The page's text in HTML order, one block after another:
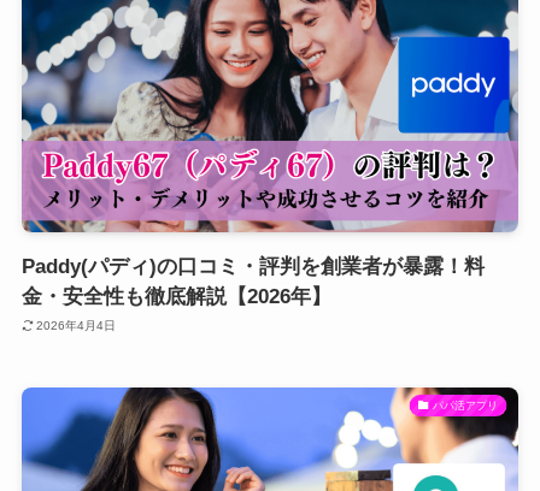
Paddy(パディ)の口コミ・評判を創業者が暴露！料
金・安全性も徹底解説【2026年】
2026年4月4日
パパ活アプリ